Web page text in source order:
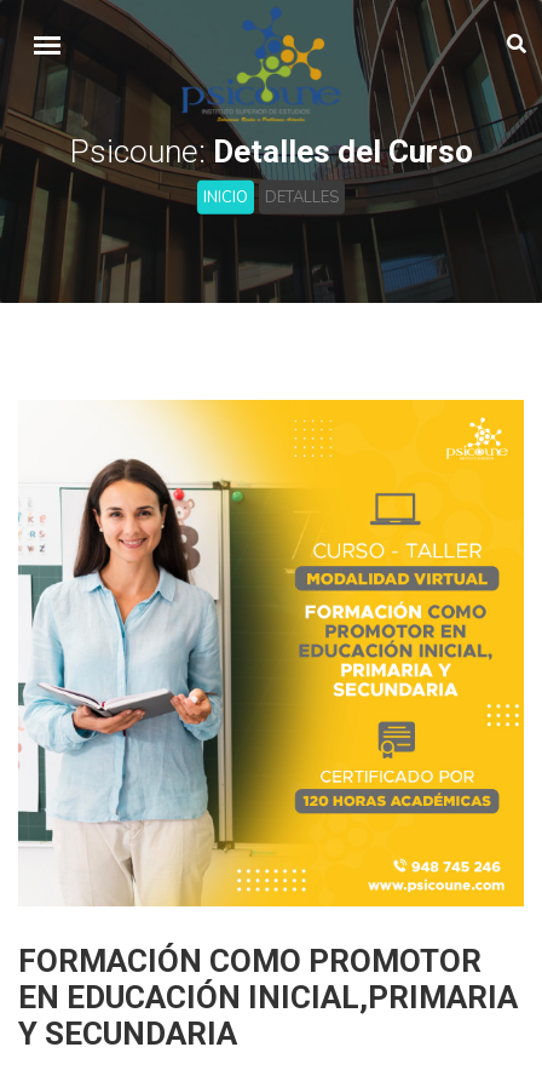
Psicoune:Detalles del Curso
INICIO DETALLES
FORMACIÓN COMO PROMOTOR
EN EDUCACIÓN INICIAL,PRIMARIA
Y SECUNDARIA